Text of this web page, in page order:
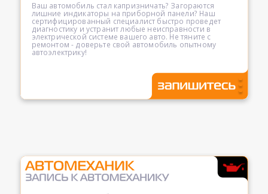
Ваш автомобиль стал капризничать? Загораются
лишние индикаторы на приборной панели? Наш
сертифицированный специалист быстро проведет
диагностику и устранит любые неисправности в
электрической системе вашего авто. Не тяните с
ремонтом - доверьте свой автомобиль опытному
автоэлектрику!